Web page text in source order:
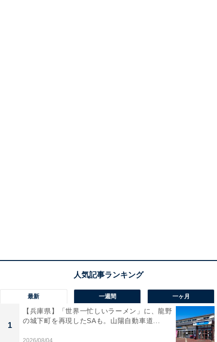
最新 一週間 一ヶ月
1
【兵庫県】「世界一忙しいラーメン」に、龍野
の城下町を再現したSAも。山陽自動車道...
2026/08/04